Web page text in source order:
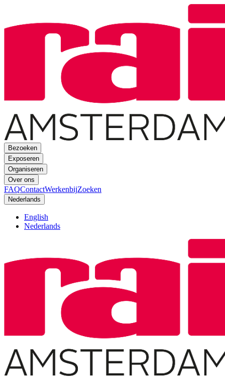
Bezoeken
Exposeren
Organiseren
Over ons
FAQContactWerkenbijZoeken
Nederlands
English
Nederlands